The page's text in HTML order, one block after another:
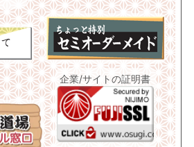
企業/サイトの証明書